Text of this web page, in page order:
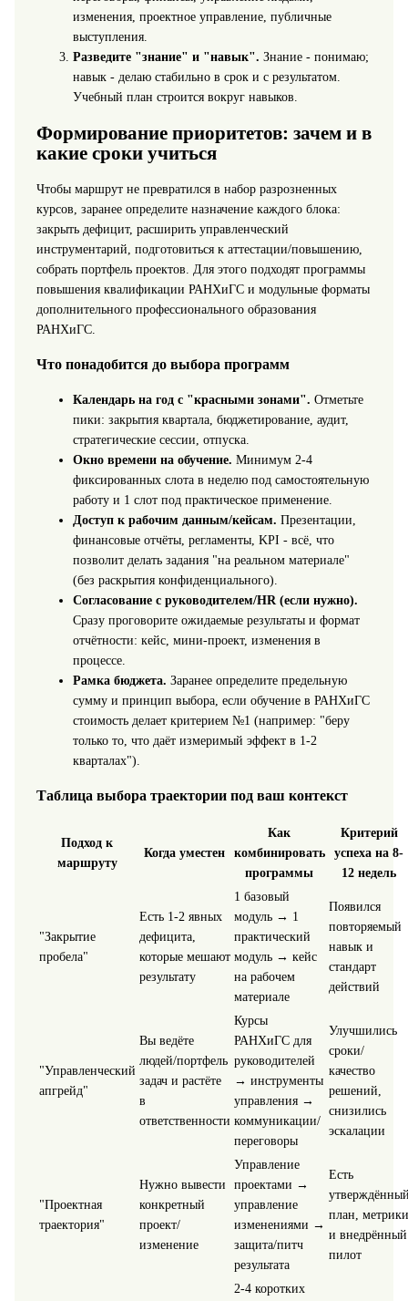
изменения, проектное управление, публичные
выступления.
Разведите "знание" и "навык". Знание - понимаю;
навык - делаю стабильно в срок и с результатом.
Учебный план строится вокруг навыков.
Формирование приоритетов: зачем и в
какие сроки учиться
Чтобы маршрут не превратился в набор разрозненных
курсов, заранее определите назначение каждого блока:
закрыть дефицит, расширить управленческий
инструментарий, подготовиться к аттестации/повышению,
собрать портфель проектов. Для этого подходят программы
повышения квалификации РАНХиГС и модульные форматы
дополнительного профессионального образования
РАНХиГС.
Что понадобится до выбора программ
Календарь на год с "красными зонами". Отметьте
пики: закрытия квартала, бюджетирование, аудит,
стратегические сессии, отпуска.
Окно времени на обучение. Минимум 2-4
фиксированных слота в неделю под самостоятельную
работу и 1 слот под практическое применение.
Доступ к рабочим данным/кейсам. Презентации,
финансовые отчёты, регламенты, KPI - всё, что
позволит делать задания "на реальном материале"
(без раскрытия конфиденциального).
Согласование с руководителем/HR (если нужно).
Сразу проговорите ожидаемые результаты и формат
отчётности: кейс, мини-проект, изменения в
процессе.
Рамка бюджета. Заранее определите предельную
сумму и принцип выбора, если обучение в РАНХиГС
стоимость делает критерием №1 (например: "беру
только то, что даёт измеримый эффект в 1-2
кварталах").
Таблица выбора траектории под ваш контекст
Подход к
маршруту
Когда уместен
Как
комбинировать
программы
Критерий
успеха на 8-
12 недель
"Закрытие
пробела"
Есть 1-2 явных
дефицита,
которые мешают
результату
1 базовый
модуль → 1
практический
модуль → кейс
на рабочем
материале
Появился
повторяемый
навык и
стандарт
действий
"Управленческий
апгрейд"
Вы ведёте
людей/портфель
задач и растёте
в
ответственности
Курсы
РАНХиГС для
руководителей
→ инструменты
управления →
коммуникации/
переговоры
Улучшились
сроки/
качество
решений,
снизились
эскалации
"Проектная
траектория"
Нужно вывести
конкретный
проект/
изменение
Управление
проектами →
управление
изменениями →
защита/питч
результата
Есть
план, метрики
и внедрённый
пилот
2-4 коротких